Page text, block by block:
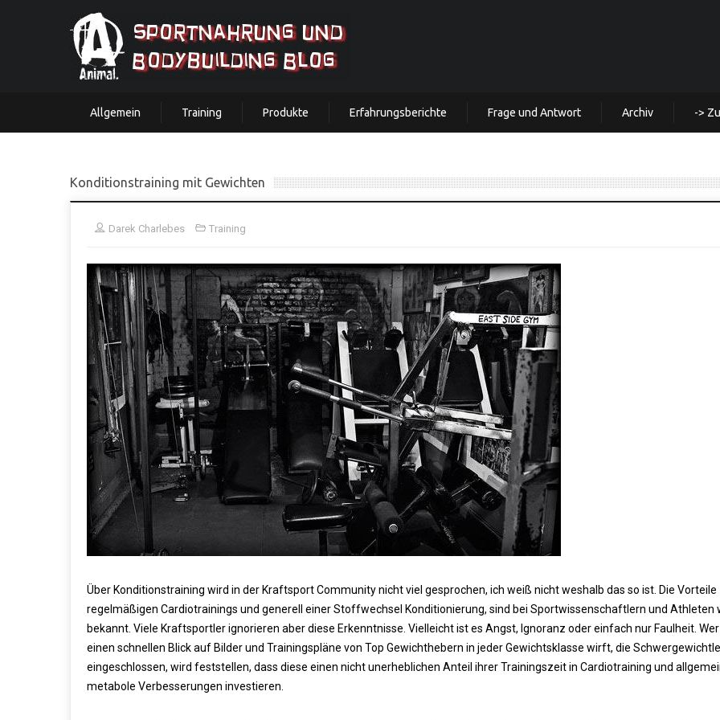
Allgemein Training Produkte Erfahrungsberichte Frage und Antwort Archiv ->
Konditionstraining mit Gewichten
Darek Charlebes Training
Über Konditionstraining wird in der Kraftsport Community nicht viel gesprochen, ich weiß nicht weshalb das so ist. Die Vorteile
regelmäßigen Cardiotrainings und generell einer Stoffwechsel Konditionierung, sind bei Sportwissenschaftlern und Athleten
bekannt. Viele Kraftsportler ignorieren aber diese Erkenntnisse. Vielleicht ist es Angst, Ignoranz oder einfach nur Faulheit. Wer
einen schnellen Blick auf Bilder und Trainingspläne von Top Gewichthebern in jeder Gewichtsklasse wirft, die
eingeschlossen, wird feststellen, dass diese einen nicht unerheblichen Anteil ihrer Trainingszeit in Cardiotraining und
metabole Verbesserungen investieren.